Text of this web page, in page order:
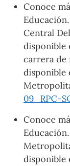
Conoce
Central
disponible
carrera de
disponible
09_RPC-
Conoce
disponible